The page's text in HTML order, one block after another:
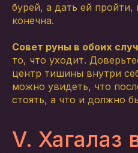
бурей, а дать ей пройти,
конечна.
Совет руны в обоих
то, что уходит.
центр тишины внутри
можно увидеть, что
стоять, а что и должно
V. Хагалаз